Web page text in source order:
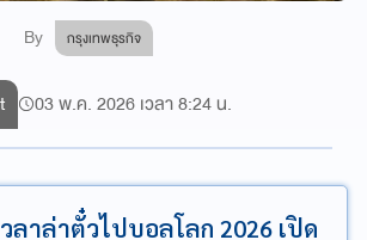
By กรุงเทพธุรกิจ
03 พ.ค. 2026 เวลา 8:24 น.
ลาล่าตั๋วไปบอลโลก 2026 เปิด